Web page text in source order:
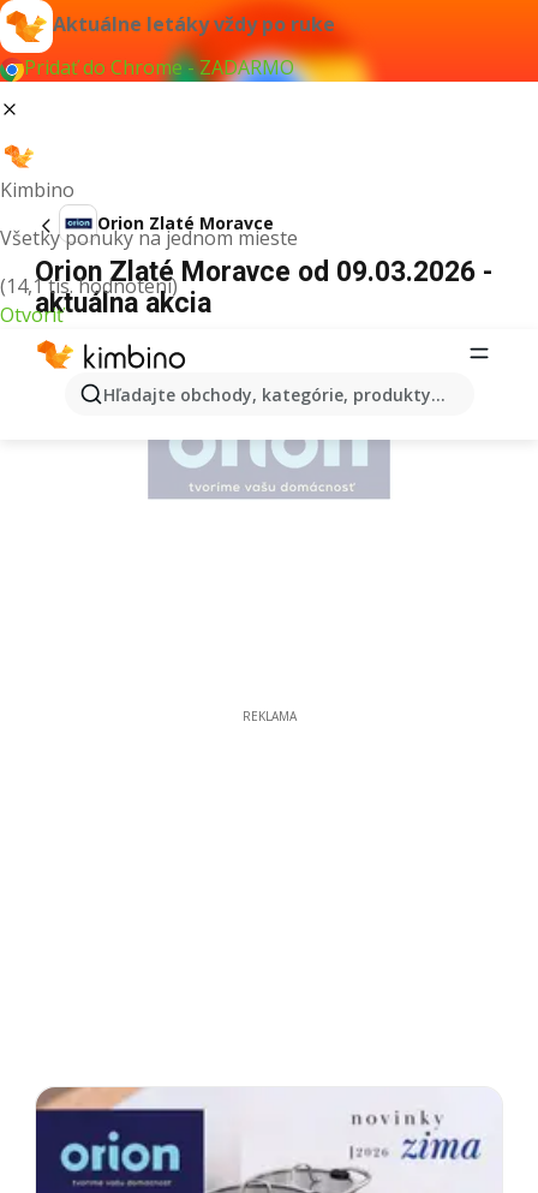
Aktuálne letáky vždy po ruke
Pridať do Chrome - ZADARMO
Kimbino
Všetky ponuky na jednom mieste
(14,1 tis. hodnotení)
Otvoriť
Hľadajte obchody, kategórie, produkty...
Orion Zlaté Moravce
Orion Zlaté Moravce od 09.03.2026 -
aktuálna akcia
REKLAMA